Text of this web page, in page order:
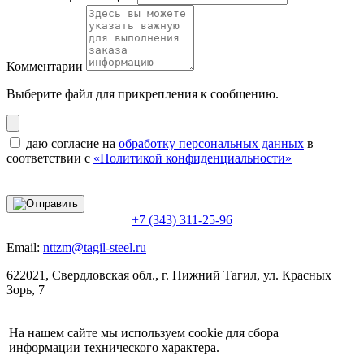
Комментарии
Выберите файл для прикрепления к сообщению.
даю согласие на обработку персональных данных в
соответствии с «Политикой конфиденциальности»
+7 (343) 311-25-96
Email: nttzm@tagil-steel.ru
622021, Свердловская обл., г. Нижний Тагил, ул. Красных
Зорь, 7
На нашем сайте мы используем cookie для сбора
информации технического характера.